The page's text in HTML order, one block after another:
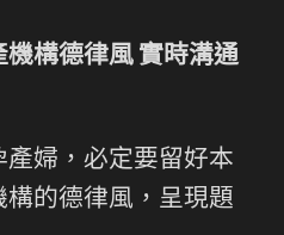
構德律風 實時溝通
產婦，必定要留好本
的德律風，呈現題